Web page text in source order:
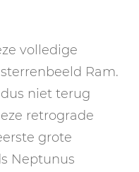
volledige
Ram.
niet terug
retrograde
grote
Neptunus